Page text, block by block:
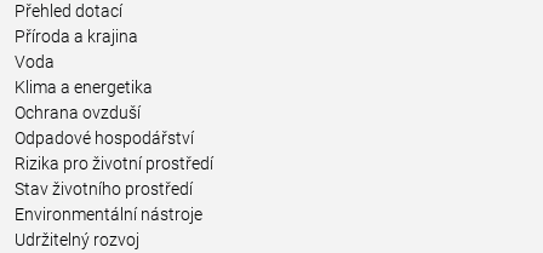
Přehled dotací
Příroda a krajina
Voda
Klima a energetika
Ochrana ovzduší
Odpadové hospodářství
Rizika pro životní prostředí
Stav životního prostředí
Environmentální nástroje
Udržitelný rozvoj